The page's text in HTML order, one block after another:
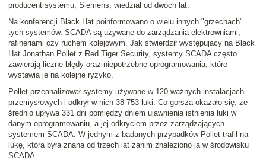
producent systemu, Siemens, wiedział od dwóch lat.
Na konferencji Black Hat poinformowano o wielu innych "grzechach"
tych systemów. SCADA są używane do zarządzania elektrowniami,
rafineriami czy ruchem kolejowym. Jak stwierdził występujący na Black
Hat Jonathan Pollet z Red Tiger Security, systemy SCADA często
zawierają liczne błędy oraz niepotrzebne oprogramowania, które
wystawia je na kolejne ryzyko.
Pollet przeanalizował systemy używane w 120 ważnych instalacjach
przemysłowych i odkrył w nich 38 753 luki. Co gorsza okazało się, że
średnio upływa 331 dni pomiędzy dniem ujawnienia istnienia luki w
danym oprogramowaniu, a jej odkryciem przez zarządzających
systemem SCADA. W jednym z badanych przypadków Pollet trafił na
lukę, która była znana od trzech lat zanim znaleziono ją w środowisku
SCADA.